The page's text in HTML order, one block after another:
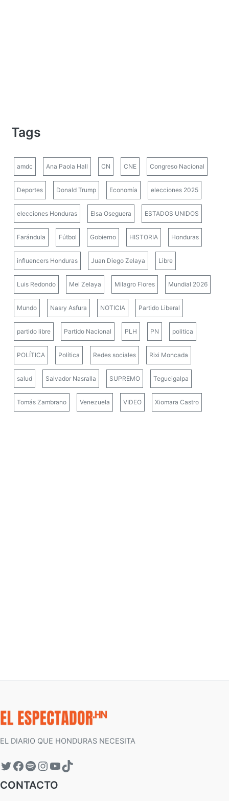
Tags
amdc Ana Paola Hall CN CNE Congreso Nacional
Deportes Donald Trump Economía elecciones 2025
elecciones Honduras Elsa Oseguera ESTADOS UNIDOS
Farándula Fútbol Gobierno HISTORIA Honduras
influencers Honduras Juan Diego Zelaya Libre
Luis Redondo Mel Zelaya Milagro Flores Mundial 2026
Mundo Nasry Asfura NOTICIA Partido Liberal
partido libre Partido Nacional PLH PN politica
POLÍTICA Política Redes sociales Rixi Moncada
salud Salvador Nasralla SUPREMO Tegucigalpa
Tomás Zambrano Venezuela VIDEO Xiomara Castro
EL DIARIO QUE HONDURAS NECESITA
CONTACTO